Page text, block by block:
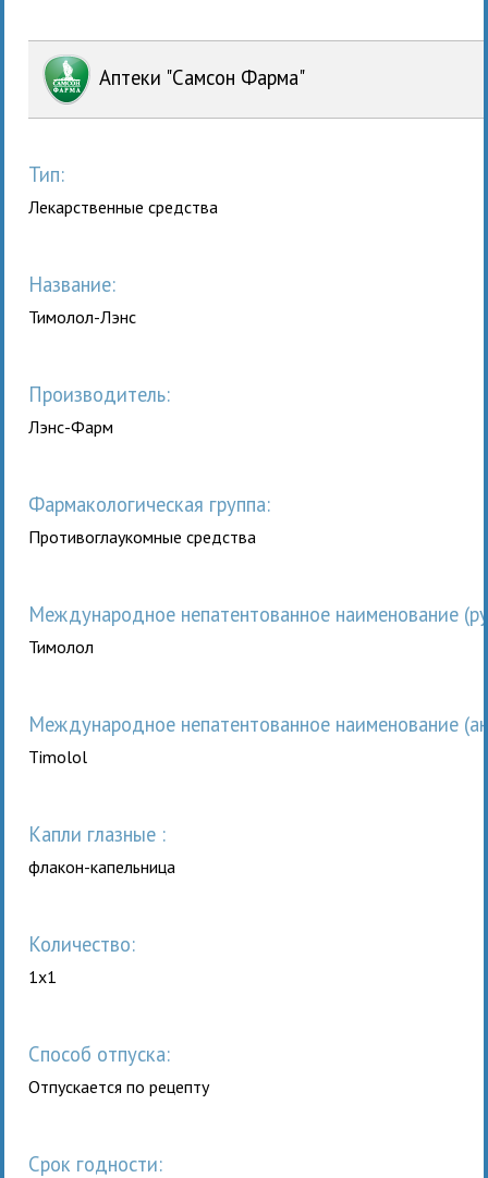
Аптеки "Самсон Фарма"
Тип:
Лекарственные средства
Название:
Тимолол-Лэнс
Производитель:
Лэнс-Фарм
Фармакологическая группа:
Противоглаукомные средства
Международное непатентованное наименование
Тимолол
Международное непатентованное наименование
Timolol
капли глазные :
флакон-капельница
Количество:
1x1
Способ отпуска:
Отпускается по рецепту
Срок годности: